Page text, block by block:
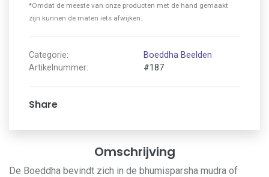
*Omdat de meeste van onze producten met de hand gemaakt
zijn kunnen de maten iets afwijken.
Categorie:
Boeddha Beelden
Artikelnummer:
#187
Share
Omschrijving
De Boeddha bevindt zich in de bhumisparsha mudra of